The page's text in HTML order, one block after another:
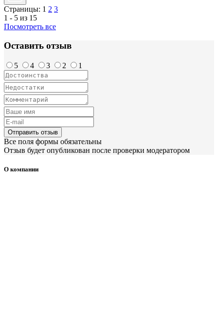
Страницы: 1 2 3
1 - 5 из 15
Посмотреть все
Оставить отзыв
5 4 3 2 1
Отправить отзыв
Все поля формы обязательны
Отзыв будет опубликован после проверки модератором
О компании